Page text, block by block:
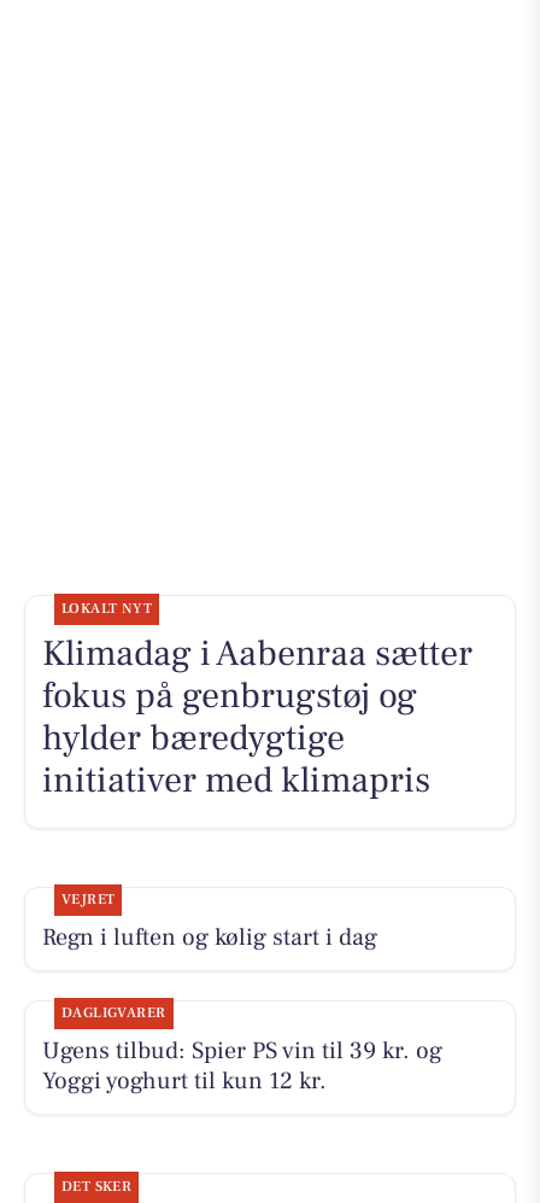
LOKALT NYT
Klimadag i Aabenraa sætter
fokus på genbrugstøj og
hylder bæredygtige
initiativer med klimapris
VEJRET
Regn i luften og kølig start i dag
DAGLIGVARER
Ugens tilbud: Spier PS vin til 39 kr. og
Yoggi yoghurt til kun 12 kr.
DET SKER